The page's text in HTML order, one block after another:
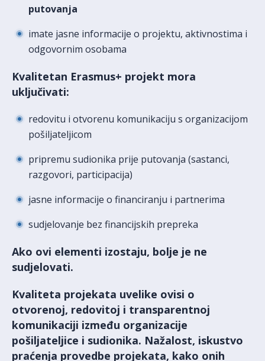
putovanja
imate jasne informacije o projektu, aktivnostima i
odgovornim osobama
Kvalitetan Erasmus+ projekt mora
uključivati:
redovitu i otvorenu komunikaciju s organizacijom
pošiljateljicom
pripremu sudionika prije putovanja (sastanci,
razgovori, participacija)
jasne informacije o financiranju i partnerima
sudjelovanje bez financijskih prepreka
Ako ovi elementi izostaju, bolje je ne
sudjelovati.
Kvaliteta projekata uvelike ovisi o
otvorenoj, redovitoj i transparentnoj
komunikaciji između organizacije
pošiljateljice i sudionika. Nažalost, iskustvo
praćenja provedbe projekata, kako onih